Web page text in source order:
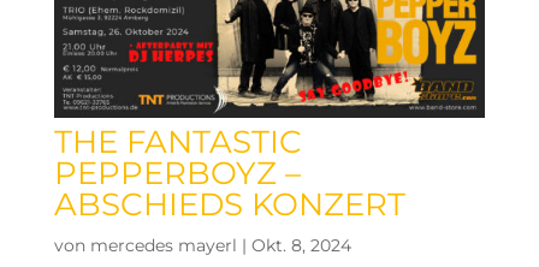
THE FANTASTIC
PEPPERBOYZ –
ABSCHIEDS KONZERT
von mercedes mayerl | Okt. 8, 2024